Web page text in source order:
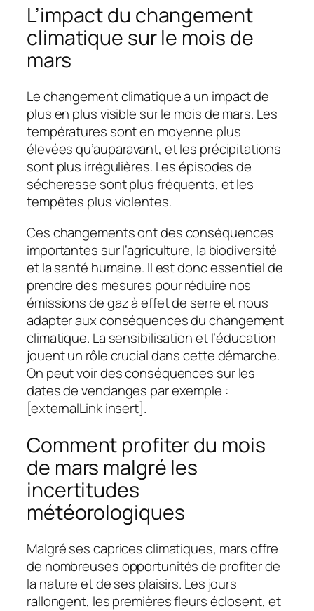
L’impact du changement
climatique sur le mois de
mars
Le changement climatique a un impact de
plus en plus visible sur le mois de mars. Les
températures sont en moyenne plus
élevées qu’auparavant, et les précipitations
sont plus irrégulières. Les épisodes de
sécheresse sont plus fréquents, et les
tempêtes plus violentes.
Ces changements ont des conséquences
importantes sur l’agriculture, la biodiversité
et la santé humaine. Il est donc essentiel de
prendre des mesures pour réduire nos
émissions de gaz à effet de serre et nous
adapter aux conséquences du changement
climatique. La sensibilisation et l’éducation
jouent un rôle crucial dans cette démarche.
On peut voir des conséquences sur les
dates de vendanges par exemple :
[externalLink insert].
Comment profiter du mois
de mars malgré les
incertitudes
météorologiques
Malgré ses caprices climatiques, mars offre
de nombreuses opportunités de profiter de
la nature et de ses plaisirs. Les jours
rallongent, les premières fleurs éclosent, et